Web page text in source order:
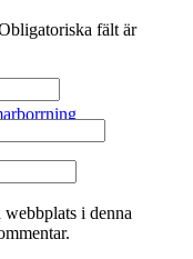
fält är
webbplats i denna